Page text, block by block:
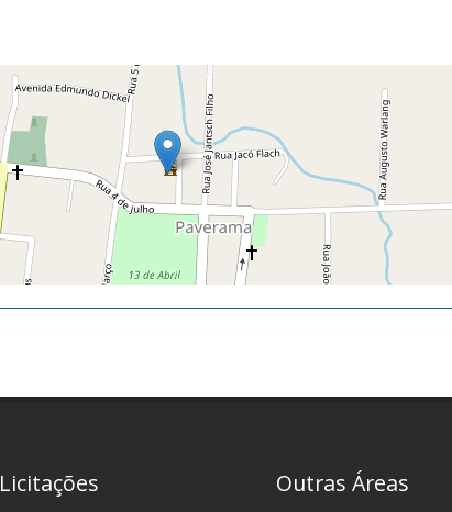
Licitações Outras Áreas